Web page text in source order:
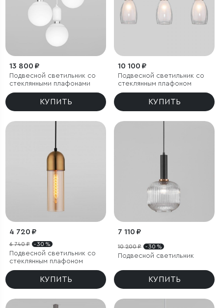
13 800 ₽
Подвесной светильник со
стеклянными плафонами
КУПИТЬ
10 100 ₽
Подвесной светильник со
стеклянным плафоном
КУПИТЬ
4 720 ₽
6 740 ₽ - 30 %
Подвесной светильник со
стеклянным плафоном
КУПИТЬ
7 110 ₽
10 200 ₽ - 30 %
Подвесной светильник
КУПИТЬ